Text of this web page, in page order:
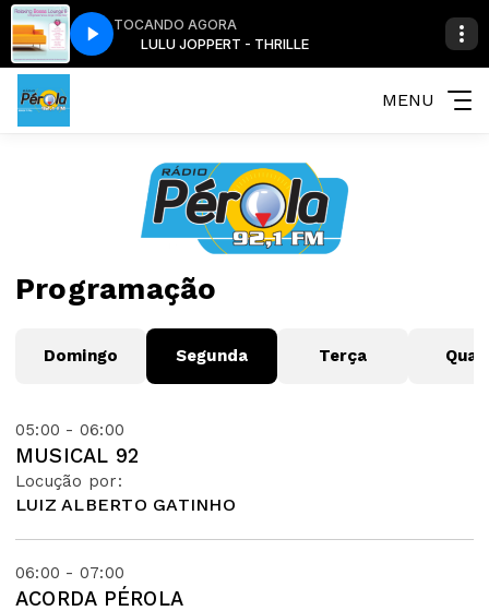
TOCANDO AGORA
LULU JOPPERT - THRILLE
MENU
Programação
Domingo Segunda Terça
05:00 - 06:00
MUSICAL 92
Locução por:
LUIZ ALBERTO GATINHO
06:00 - 07:00
ACORDA PÉROLA